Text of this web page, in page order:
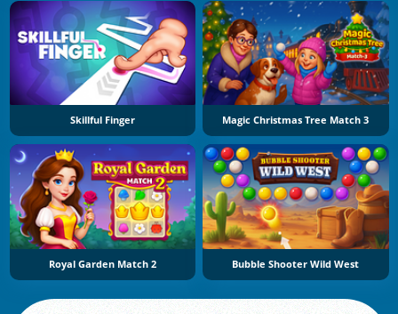
Skillful Finger Magic Christmas Tree Match 3
Royal Garden Match 2 Bubble Shooter Wild West